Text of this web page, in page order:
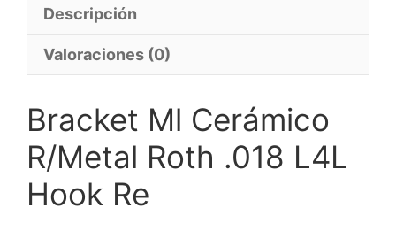
Descripción
Valoraciones (0)
Bracket Ml Cerámico
R/Metal Roth .018 L4L
Hook Re